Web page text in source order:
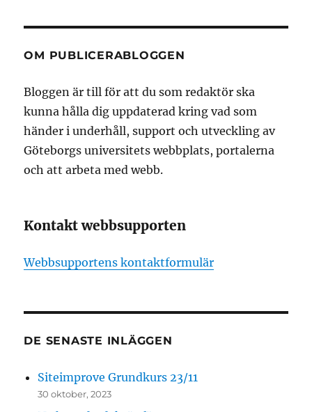
OM PUBLICERABLOGGEN
Bloggen är till för att du som redaktör ska
kunna hålla dig uppdaterad kring vad som
händer i underhåll, support och utveckling av
Göteborgs universitets webbplats, portalerna
och att arbeta med webb.
Kontakt webbsupporten
Webbsupportens kontaktformulär
DE SENASTE INLÄGGEN
Siteimprove Grundkurs 23/11
30 oktober, 2023